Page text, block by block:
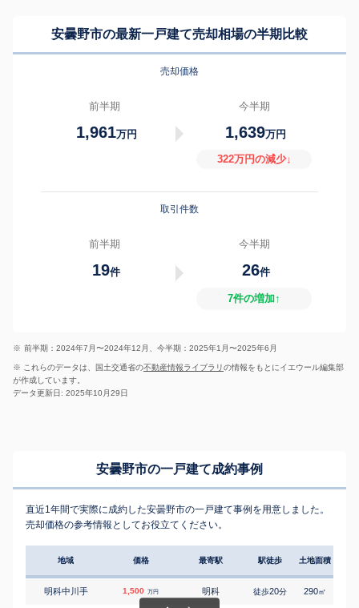
安曇野市の最新一戸建て売却相場の半期比較
売却価格
前半期
1,961万円
今半期
1,639万円
322万円の減少↓
取引件数
前半期
19件
今半期
26件
7件の増加↑
※ 前半期：2024年7月〜2024年12月、今半期：2025年1月〜2025年6月
※ これらのデータは、国土交通省の不動産情報ライブラリの情報をもとにイエウール編集部
が作成しています。
データ更新日: 2025年10月29日
安曇野市の一戸建て成約事例
直近1年間で実際に成約した安曇野市の一戸建て事例を用意しました。
売却価格の参考情報としてお役立てください。
地域 価格 最寄駅 駅徒歩 土地面積
明科中川手 1,500 万円 明科 徒歩20分 290㎡